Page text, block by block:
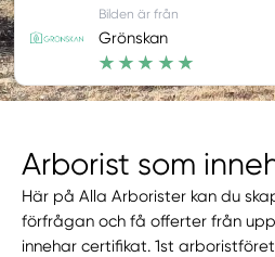
Arborist som
Här på Alla Arborister kan du
förfrågan och få offerter från
innehar certifikat. 1st
Bilden är från
Grönskan